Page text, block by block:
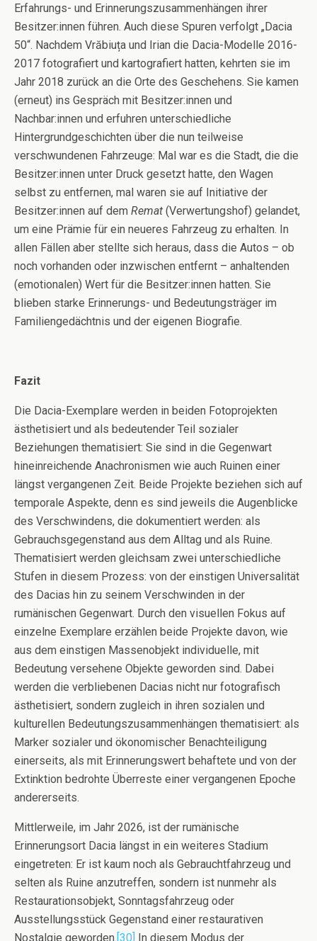
Erfahrungs- und Erinnerungszusammenhängen ihrer
Besitzer:innen führen. Auch diese Spuren verfolgt „Dacia
50“. Nachdem Vrăbiuța und Irian die Dacia-Modelle 2016-
2017 fotografiert und kartografiert hatten, kehrten sie im
Jahr 2018 zurück an die Orte des Geschehens. Sie kamen
(erneut) ins Gespräch mit Besitzer:innen und
Nachbar:innen und erfuhren unterschiedliche
Hintergrundgeschichten über die nun teilweise
verschwundenen Fahrzeuge: Mal war es die Stadt, die die
Besitzer:innen unter Druck gesetzt hatte, den Wagen
selbst zu entfernen, mal waren sie auf Initiative der
Besitzer:innen auf dem Remat (Verwertungshof) gelandet,
um eine Prämie für ein neueres Fahrzeug zu erhalten. In
allen Fällen aber stellte sich heraus, dass die Autos – ob
noch vorhanden oder inzwischen entfernt – anhaltenden
(emotionalen) Wert für die Besitzer:innen hatten. Sie
blieben starke Erinnerungs- und Bedeutungsträger im
Familiengedächtnis und der eigenen Biografie.
Fazit
Die Dacia-Exemplare werden in beiden Fotoprojekten
ästhetisiert und als bedeutender Teil sozialer
Beziehungen thematisiert: Sie sind in die Gegenwart
hineinreichende Anachronismen wie auch Ruinen einer
längst vergangenen Zeit. Beide Projekte beziehen sich auf
temporale Aspekte, denn es sind jeweils die Augenblicke
des Verschwindens, die dokumentiert werden: als
Gebrauchsgegenstand aus dem Alltag und als Ruine.
Thematisiert werden gleichsam zwei unterschiedliche
Stufen in diesem Prozess: von der einstigen Universalität
des Dacias hin zu seinem Verschwinden in der
rumänischen Gegenwart. Durch den visuellen Fokus auf
einzelne Exemplare erzählen beide Projekte davon, wie
aus dem einstigen Massenobjekt individuelle, mit
Bedeutung versehene Objekte geworden sind. Dabei
werden die verbliebenen Dacias nicht nur fotografisch
ästhetisiert, sondern zugleich in ihren sozialen und
kulturellen Bedeutungszusammenhängen thematisiert: als
Marker sozialer und ökonomischer Benachteiligung
einerseits, als mit Erinnerungswert behaftete und von der
Extinktion bedrohte Überreste einer vergangenen Epoche
andererseits.
Mittlerweile, im Jahr 2026, ist der rumänische
Erinnerungsort Dacia längst in ein weiteres Stadium
eingetreten: Er ist kaum noch als Gebrauchtfahrzeug und
selten als Ruine anzutreffen, sondern ist nunmehr als
Restaurationsobjekt, Sonntagsfahrzeug oder
Ausstellungsstück Gegenstand einer restaurativen
Nostalgie geworden.[30] In diesem Modus der